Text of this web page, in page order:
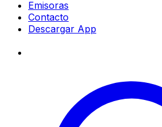
Emisoras
Contacto
Descargar App